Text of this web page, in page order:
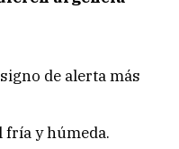
de alerta más
fría y húmeda.